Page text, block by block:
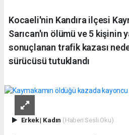
Kocaeli'nin Kandıra ilçesi
Sarıcan'ın ölümü ve 5 kişinin
sonuçlanan trafik kazası
sürücüsü tutuklandı
Erkek| Kadın (Haberi Sesli Oku)